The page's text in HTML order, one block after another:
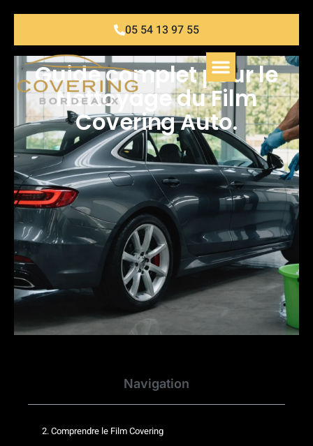
05 54 13 97 55
Guide complet pour le
Nettoyage du Film
Covering Auto.
Navigation
2. Comprendre le Film Covering